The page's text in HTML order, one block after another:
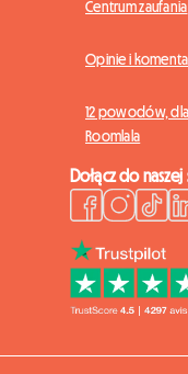
Centrum zaufania
Opinie i
12 powodów,
Roomlala
Dołącz do naszej